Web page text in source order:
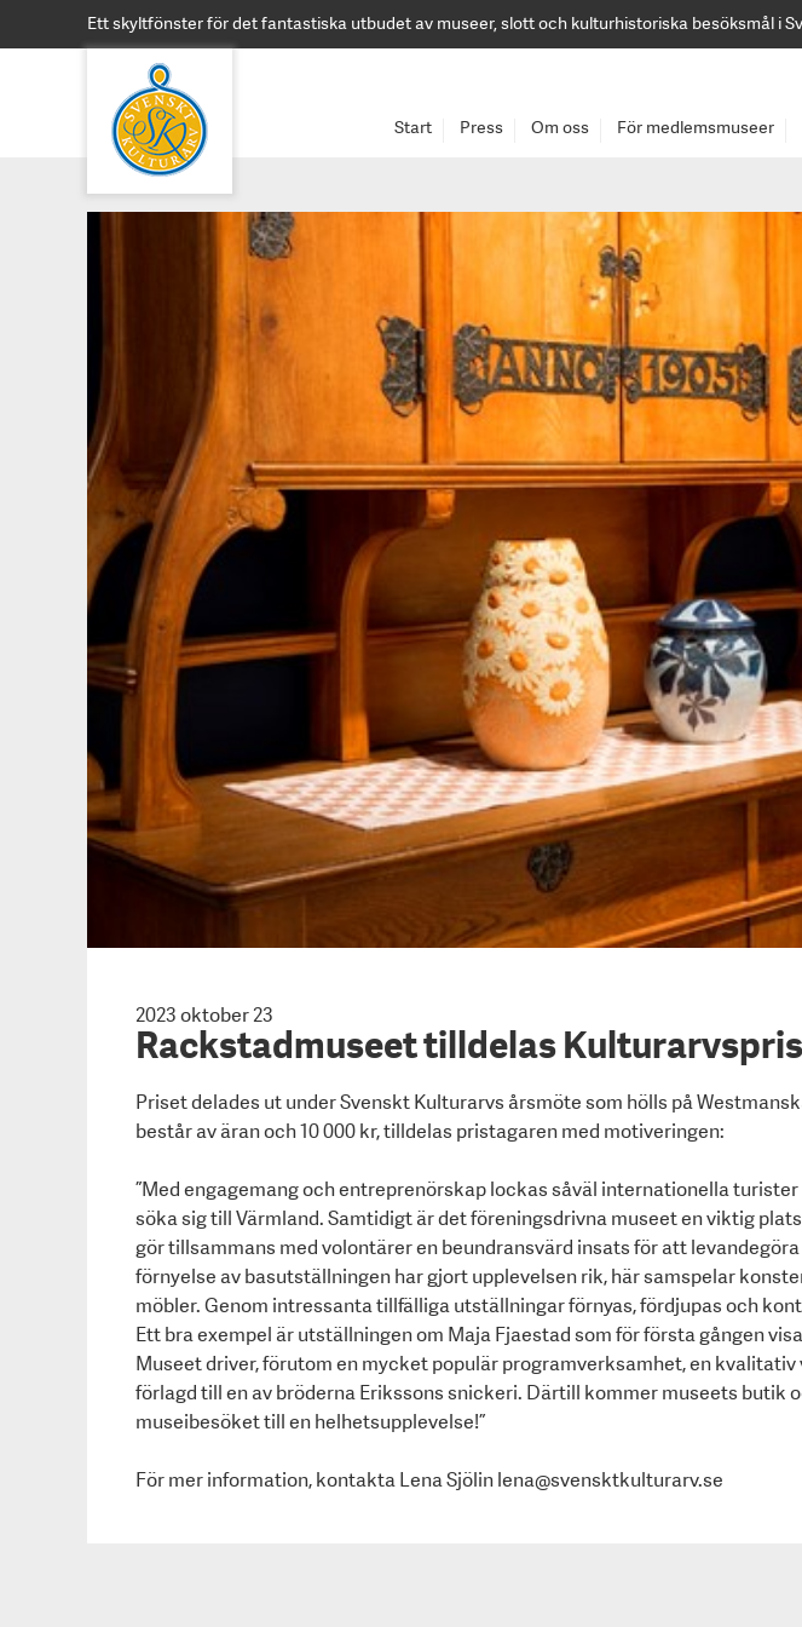
Ett skyltfönster för det fantastiska utbudet av museer, slott och kulturhistoriska besöksmål i
Start Press Om oss För medlemsmuseer
2023 oktober 23
Rackstadmuseet tilldelas
Priset delades ut under Svenskt Kulturarvs årsmöte som hölls på
består av äran och 10 000 kr, tilldelas pristagaren med motiveringen:
”Med engagemang och entreprenörskap lockas såväl internationella
söka sig till Värmland. Samtidigt är det föreningsdrivna museet en viktig
gör tillsammans med volontärer en beundransvärd insats för att
förnyelse av basutställningen har gjort upplevelsen rik, här samspelar
möbler. Genom intressanta tillfälliga utställningar förnyas, fördjupas och
Ett bra exempel är utställningen om Maja Fjaestad som för första gången
Museet driver, förutom en mycket populär programverksamhet, en
förlagd till en av bröderna Erikssons snickeri. Därtill kommer museets butik
museibesöket till en helhetsupplevelse!”
För mer information, kontakta Lena Sjölinlena@svensktkulturarv.se